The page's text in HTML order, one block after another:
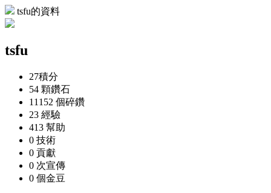
tsfu的資料
tsfu
27積分
54 顆鑽石
11152 個碎鑽
23 經驗
413 幫助
0 技術
0 貢獻
0 次宣傳
0 個金豆